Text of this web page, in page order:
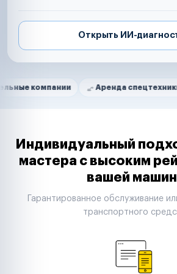
Открыть ИИ-
Нам доверяют
Аренда спецтехники
Маркетплейсы
Таксопарки
Автодилеры
Строительные компании
Аренда спецтехники
Индивидуальный
мастера с высоким
вашей
Гарантированное обслуживание
транспортного